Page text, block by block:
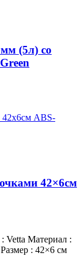
(5л) со
42×6см
Vetta Материал :
: 42×6 см